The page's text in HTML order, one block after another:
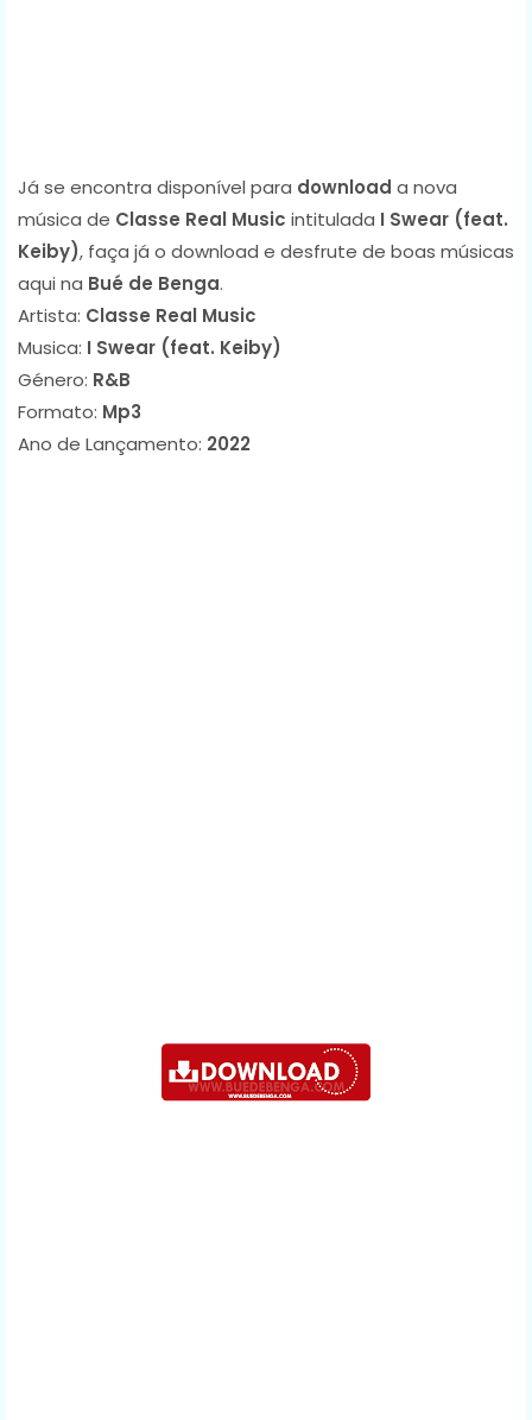
Já se encontra disponível para download a nova
música de Classe Real Music intitulada I Swear (feat.
Keiby), faça já o download e desfrute de boas músicas
aqui na Bué de Benga.
Artista: Classe Real Music
Musica: I Swear (feat. Keiby)
Género: R&B
Formato: Mp3
Ano de Lançamento: 2022